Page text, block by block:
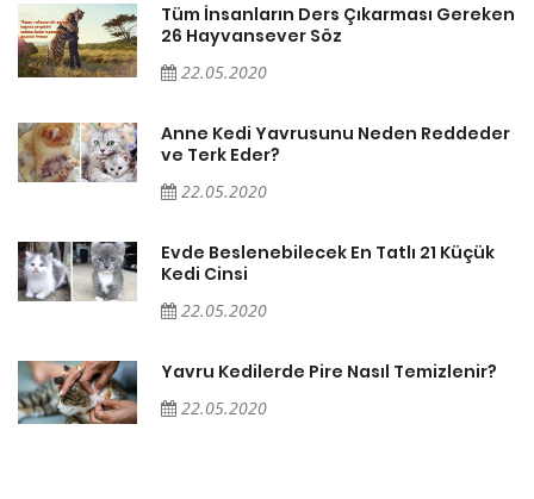
Tüm İnsanların Ders Çıkarması Gereken
26 Hayvansever Söz
22.05.2020
Anne Kedi Yavrusunu Neden Reddeder
ve Terk Eder?
22.05.2020
Evde Beslenebilecek En Tatlı 21 Küçük
Kedi Cinsi
22.05.2020
Yavru Kedilerde Pire Nasıl Temizlenir?
22.05.2020